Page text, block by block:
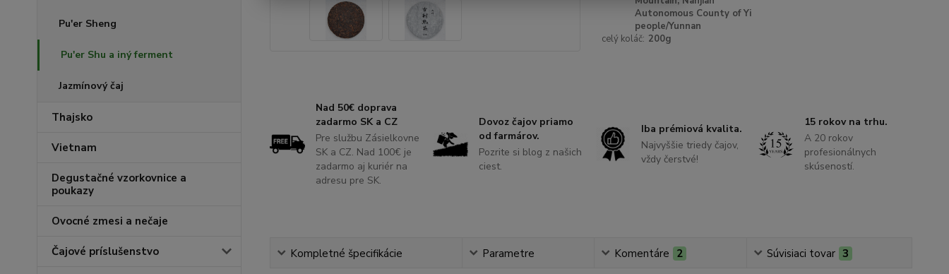
Pu'er Sheng
Pu'er Shu a iný ferment
Jazmínový čaj
Thajsko
Vietnam
Degustačné vzorkovnice a
poukazy
Ovocné zmesi a nečaje
Čajové príslušenstvo
Autonomous County of Yi
people/Yunnan
celý koláč: 200g
Nad 50€ doprava
zadarmo SK a CZ
Pre službu Zásielkovne
SK a CZ. Nad 100€ je
zadarmo aj kuriér na
adresu pre SK.
Dovoz čajov priamo
od farmárov.
Pozrite si blog z našich
ciest.
Iba prémiová kvalita.
Najvyššie triedy čajov,
vždy čerstvé!
15 rokov na trhu.
A 20 rokov
profesionálnych
skúseností.
Kompletné špecifikácie Parametre Komentáre 2 Súvisiaci tovar 3